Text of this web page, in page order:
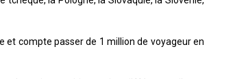
et compte passer de 1 million de voyageur en